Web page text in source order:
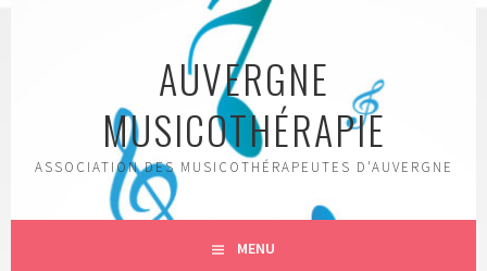
AUVERGNE
MUSICOTHÉRAPIE
ASSOCIATION DES MUSICOTHÉRAPEUTES D'AUVERGNE
MENU